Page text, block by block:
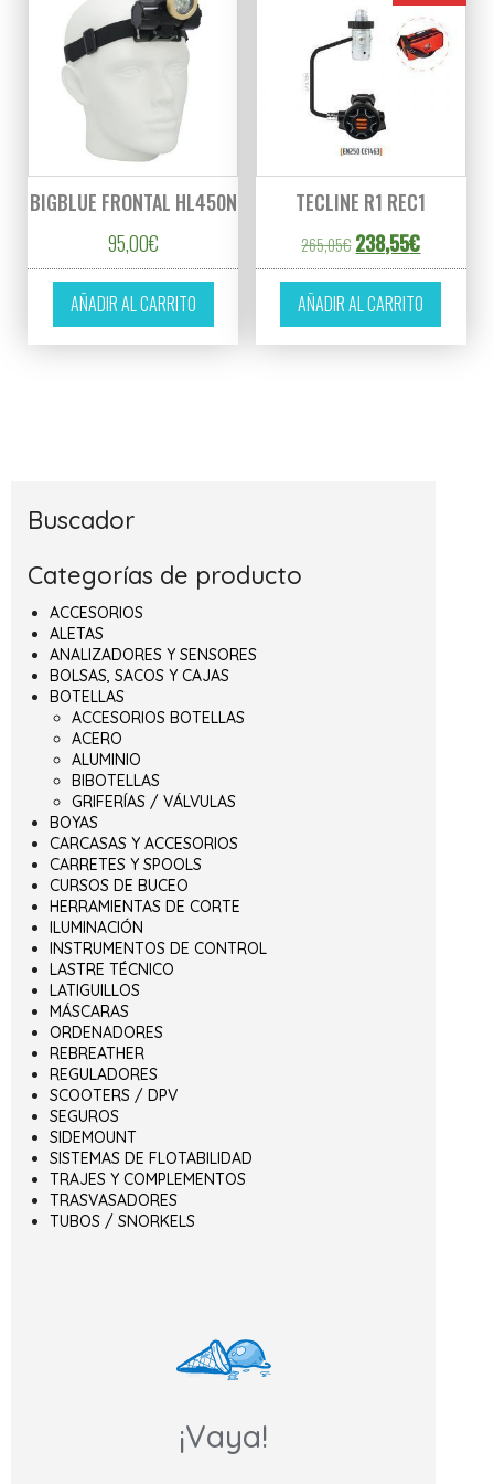
BIGBLUE FRONTAL HL450N
95,00€
AÑADIR AL CARRITO
TECLINE R1 REC1
265,05€ El precio original
238,55€El precio
AÑADIR AL CARRITO
Buscador
Categorías de producto
ACCESORIOS
ALETAS
ANALIZADORES Y SENSORES
BOLSAS, SACOS Y CAJAS
BOTELLAS
ACCESORIOS BOTELLAS
ACERO
ALUMINIO
BIBOTELLAS
GRIFERÍAS / VÁLVULAS
BOYAS
CARCASAS Y ACCESORIOS
CARRETES Y SPOOLS
CURSOS DE BUCEO
HERRAMIENTAS DE CORTE
ILUMINACIÓN
INSTRUMENTOS DE CONTROL
LASTRE TÉCNICO
LATIGUILLOS
MÁSCARAS
ORDENADORES
REBREATHER
REGULADORES
SCOOTERS / DPV
SEGUROS
SIDEMOUNT
SISTEMAS DE FLOTABILIDAD
TRAJES Y COMPLEMENTOS
TRASVASADORES
TUBOS / SNORKELS
¡Vaya!